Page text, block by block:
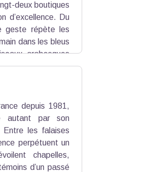
deux boutiques
d’excellence. Du
geste répète les
dans les bleus
arabesques
depuis 1981,
autant par son
les falaises
perpétuent un
chapelles,
d’un passé